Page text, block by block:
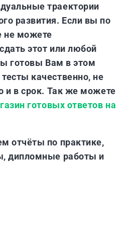
траектории
развития. Если вы по
не можете
этот или любой
готовы Вам в этом
качественно, не
и в срок. Так же можете
готовых ответов на
отчёты по практике,
дипломные работы и